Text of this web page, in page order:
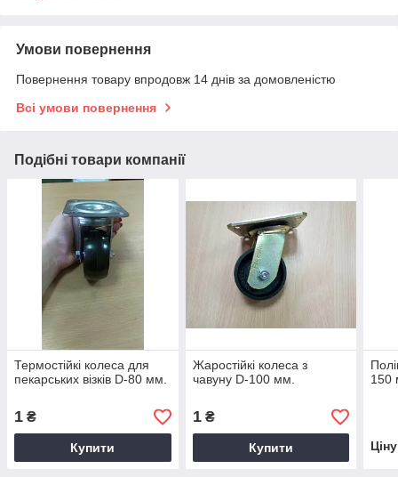
Умови повернення
Повернення товару впродовж 14 днів за домовленістю
Всі умови повернення
Подібні товари компанії
Термостійкі колеса для
пекарських візків D-80 мм.
1 ₴
Купити
Жаростійкі колеса з
чавуну D-100 мм.
1₴
Купити
150